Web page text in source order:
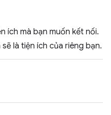
ích mà bạn muốn kết nối.
là tiện ích của riêng bạn.